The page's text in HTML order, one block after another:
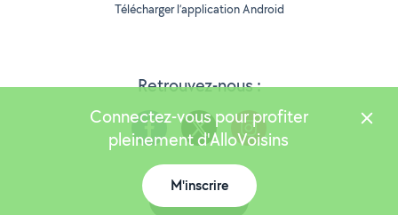
Retrouvez-nous :
Télécharger l’application Android
Version 25.5.3
Connectez-vous pour profiter
pleinement d'AlloVoisins
M'inscrire